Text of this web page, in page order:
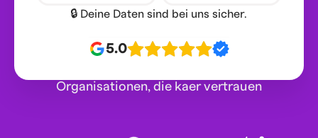
🔒 Deine Daten sind bei uns sicher.
5.0
Organisationen, die kaer vertrauen